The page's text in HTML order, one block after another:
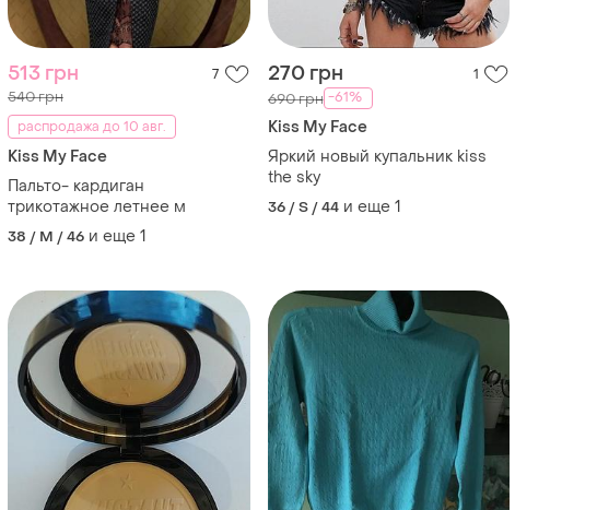
513 грн 7
540 грн
распродажа до 10 авг.
Kiss My Face
Пальто- кардиган
трикотажное летнее м
38 / M / 46 и еще 1
270 грн 1
690 грн -61%
Kiss My Face
Яркий новый купальник kiss
the sky
36 / S / 44 и еще 1